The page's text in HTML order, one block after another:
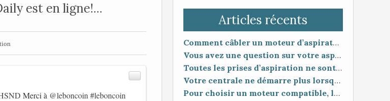
Articles récents
Comment câbler un moteur d’aspirateur
Vous avez une question sur votre aspiration centralisée ?
Toutes les prises d’aspiration ne sont pas forcément compatibles entre elles.
Votre centrale ne démarre plus lorsque vous branchez le flexible ?
Pour choisir un moteur compatible, la référence seule ne suffit pas toujours.
est en ligne!...
Merci à @leboncoin #leboncoin